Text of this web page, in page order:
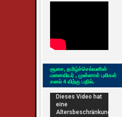
சூசை, தமிழ்ச்செல்வனின்
மனைவியர் , முன்னாள் புலிகள்
சனல் 4 விற்கு பதில்.